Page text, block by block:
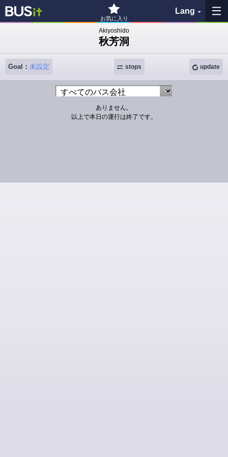
お気に入り
Lang
My Favorites
History
See the map
Search bus stop
Akiyoshido
秋芳洞
Goal： 未設定 update
stops
ありません。
以上で本日の運行は終了です。